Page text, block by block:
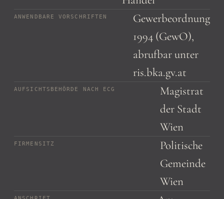
ANWENDBARE VORSCHRIFTEN
Gewerbeordnung
1994 (GewO),
abrufbar unter
ris.bka.gv.at
AUFSICHTSBEHÖRDE NACH ECG
Magistrat
der Stadt
Wien
FIRMENSITZ
Politische
Gemeinde
Wien